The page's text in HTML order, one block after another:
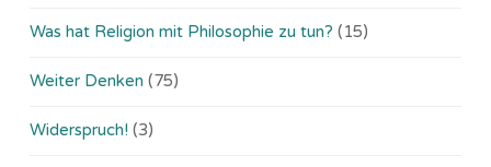
Was hat Religion mit Philosophie zu tun? (15)
Weiter Denken (75)
Widerspruch! (3)